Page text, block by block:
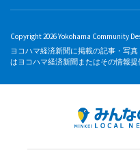
Copyright 2026 Yokohama Community
ヨコハマ経済新聞に掲載の記事・写
はヨコハマ経済新聞またはその情報提